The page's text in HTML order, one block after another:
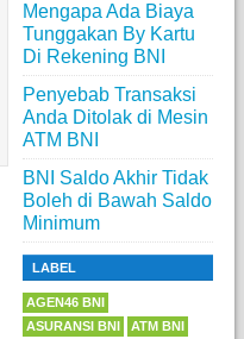
Mengapa Ada Biaya
Tunggakan By Kartu
Di Rekening BNI
Penyebab Transaksi
Anda Ditolak di Mesin
ATM BNI
BNI Saldo Akhir Tidak
Boleh di Bawah Saldo
Minimum
LABEL
AGEN46 BNI
ASURANSI BNI
ATM BNI